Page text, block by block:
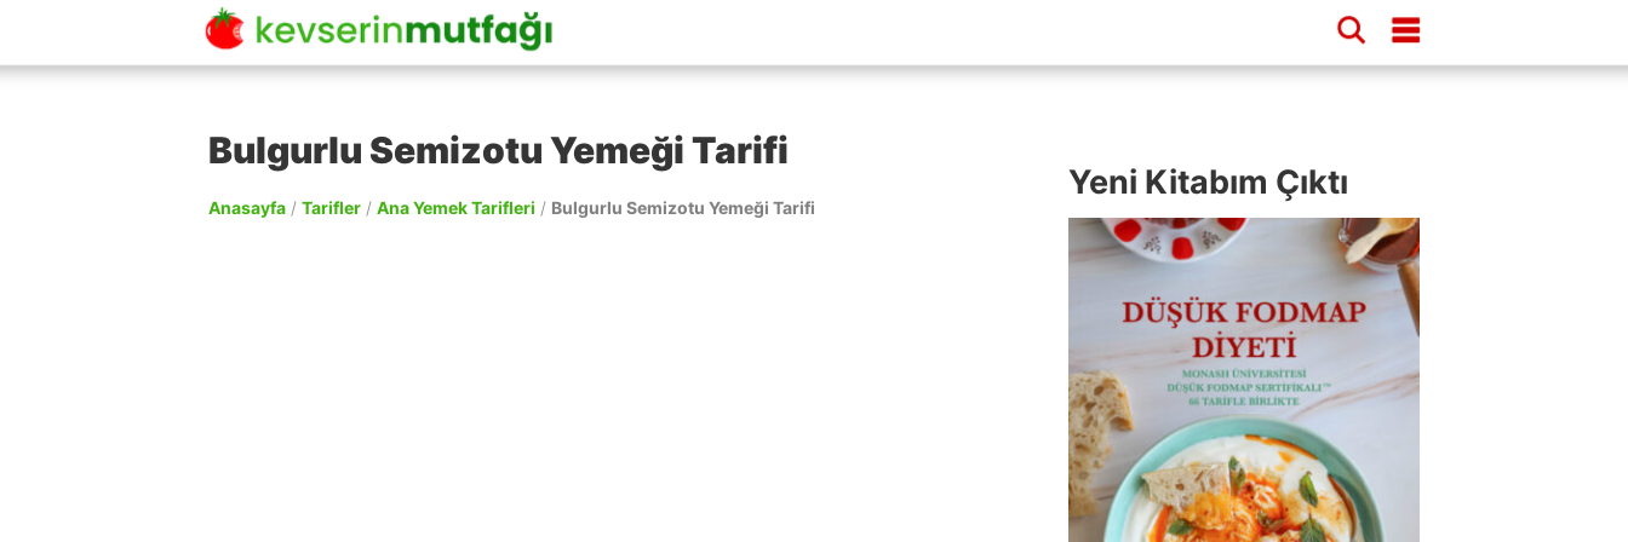
Bulgurlu Semizotu Yemeği Tarifi
Anasayfa / Tarifler / Ana Yemek Tarifleri / Bulgurlu Semizotu Yemeği Tarifi
Yeni Kitabım Çıktı